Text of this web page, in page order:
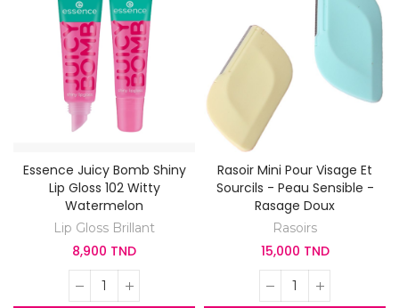
Essence Juicy Bomb Shiny
Lip Gloss 102 Witty
Watermelon
Lip Gloss Brillant
8,900 TND
Rasoir Mini Pour Visage Et
Sourcils - Peau Sensible -
Rasage Doux
Rasoirs
15,000 TND